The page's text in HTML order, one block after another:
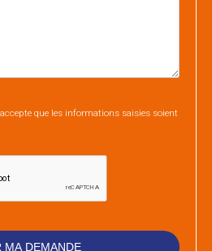
que les informations saisies soient